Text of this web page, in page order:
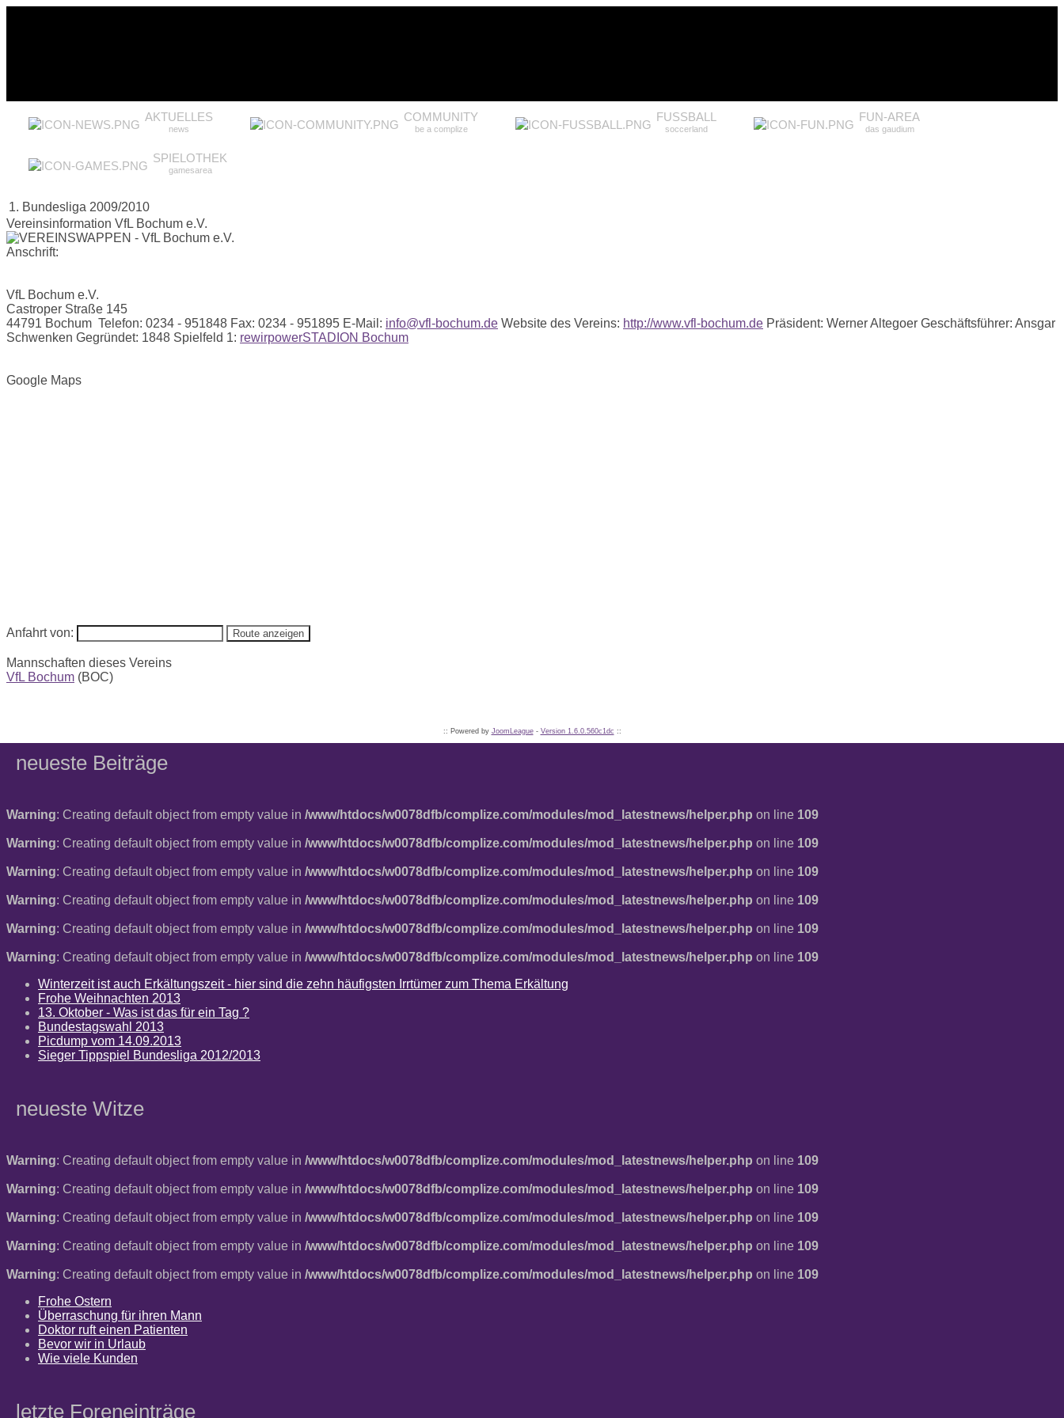
AKTUELLES
news
COMMUNITY
be a complize
FUSSBALL
soccerland
FUN-AREA
das gaudium
SPIELOTHEK
gamesarea
1. Bundesliga 2009/2010
Vereinsinformation VfL Bochum e.V.
Anschrift:
VfL Bochum e.V.
Castroper Straße 145
44791 Bochum Telefon: 0234 - 951848 Fax: 0234 - 951895 E-Mail: info@vfl-bochum.de Website des Vereins: http://www.vfl-bochum.de Präsident: Werner Altegoer Geschäftsführer: Ansgar
Schwenken Gegründet: 1848 Spielfeld 1: rewirpowerSTADION Bochum
Google Maps
Anfahrt von:
Mannschaften dieses Vereins
VfL Bochum (BOC)
:: Powered by JoomLeague- Version 1.6.0.560c1dc ::
neueste Beiträge
Warning: Creating default object from empty value in /www/htdocs/w0078dfb/complize.com/modules/mod_latestnews/helper.php on line 109
Warning: Creating default object from empty value in /www/htdocs/w0078dfb/complize.com/modules/mod_latestnews/helper.php on line 109
Warning: Creating default object from empty value in /www/htdocs/w0078dfb/complize.com/modules/mod_latestnews/helper.php on line 109
Warning: Creating default object from empty value in /www/htdocs/w0078dfb/complize.com/modules/mod_latestnews/helper.php on line 109
Warning: Creating default object from empty value in /www/htdocs/w0078dfb/complize.com/modules/mod_latestnews/helper.php on line 109
Warning: Creating default object from empty value in /www/htdocs/w0078dfb/complize.com/modules/mod_latestnews/helper.php on line 109
Winterzeit ist auch Erkältungszeit - hier sind die zehn häufigsten Irrtümer zum Thema Erkältung
Frohe Weihnachten 2013
13. Oktober - Was ist das für ein Tag ?
Bundestagswahl 2013
Picdump vom 14.09.2013
Sieger Tippspiel Bundesliga 2012/2013
neueste Witze
Warning: Creating default object from empty value in /www/htdocs/w0078dfb/complize.com/modules/mod_latestnews/helper.php on line 109
Warning: Creating default object from empty value in /www/htdocs/w0078dfb/complize.com/modules/mod_latestnews/helper.php on line 109
Warning: Creating default object from empty value in /www/htdocs/w0078dfb/complize.com/modules/mod_latestnews/helper.php on line 109
Warning: Creating default object from empty value in /www/htdocs/w0078dfb/complize.com/modules/mod_latestnews/helper.php on line 109
Warning: Creating default object from empty value in /www/htdocs/w0078dfb/complize.com/modules/mod_latestnews/helper.php on line 109
Frohe Ostern
Überraschung für ihren Mann
Doktor ruft einen Patienten
Bevor wir in Urlaub
Wie viele Kunden
letzte Foreneinträge